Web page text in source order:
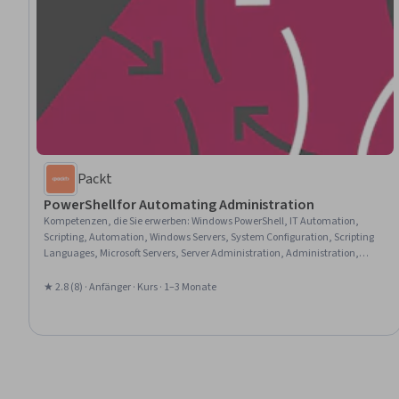
Packt
PowerShell for Automating Administration
Kompetenzen, die Sie erwerben:Windows PowerShell, IT Automation,
Scripting, Automation, Windows Servers, System Configuration, Scripting
Languages, Microsoft Servers, Server Administration, Administration,
Import/Export, Service Management, Remote Access Systems, Extensible
★ 2.8 (8) · Anfänger · Kurs · 1–3 Monate